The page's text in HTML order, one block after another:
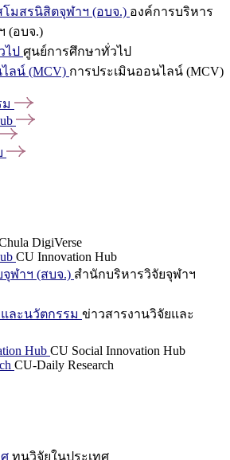
มสรนิสิตจุฬาฯ (อบจ.) องค์การบริหาร
(อบจ.)
ไป ศูนย์การศึกษาทั่วไป
ลน์ (MCV) การประเมินออนไลน์ (MCV)
DigiVerse
CU Innovation Hub
ฬาฯ (สบจ.) สำนักบริหารวิจัยจุฬาฯ
ละนวัตกรรม ข่าวสารงานวิจัยและ
Hub CU Social Innovation Hub
CU-Daily Research
ทุนวิจัยในประเทศ